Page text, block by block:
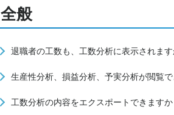
全般
退職者の工数も、工数分析に表示されます
生産性分析、損益分析、予実分析が閲覧で
工数分析の内容をエクスポートできますか